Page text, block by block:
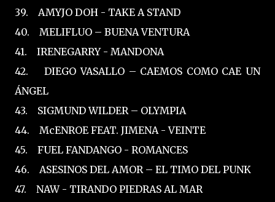
39. AMYJO DOH - TAKE A STAND
40. MELIFLUO – BUENA VENTURA
41. IRENEGARRY - MANDONA
42. DIEGO VASALLO – CAEMOS COMO CAE UN
ÁNGEL
43. SIGMUND WILDER – OLYMPIA
44. McENROE FEAT. JIMENA - VEINTE
45. FUEL FANDANGO - ROMANCES
46. ASESINOS DEL AMOR – EL TIMO DEL PUNK
47. NAW - TIRANDO PIEDRAS AL MAR